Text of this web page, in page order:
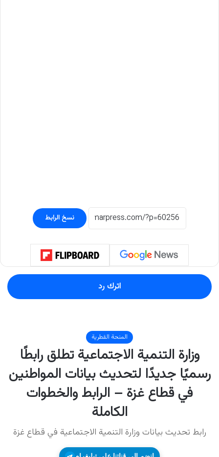
نسخ الرابط
اترك رد